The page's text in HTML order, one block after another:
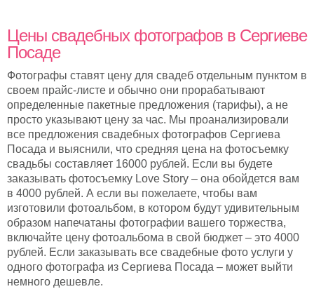
Цены свадебных фотографов в Сергиеве
Посаде
Фотографы ставят цену для свадеб отдельным пунктом в
своем прайс-листе и обычно они прорабатывают
определенные пакетные предложения (тарифы), а не
просто указывают цену за час. Мы проанализировали
все предложения свадебных фотографов Сергиева
Посада и выяснили, что средняя цена на фотосъемку
свадьбы составляет 16000 рублей. Если вы будете
заказывать фотосъемку Love Story – она обойдется вам
в 4000 рублей. А если вы пожелаете, чтобы вам
изготовили фотоальбом, в котором будут удивительным
образом напечатаны фотографии вашего торжества,
включайте цену фотоальбома в свой бюджет – это 4000
рублей. Если заказывать все свадебные фото услуги у
одного фотографа из Сергиева Посада – может выйти
немного дешевле.